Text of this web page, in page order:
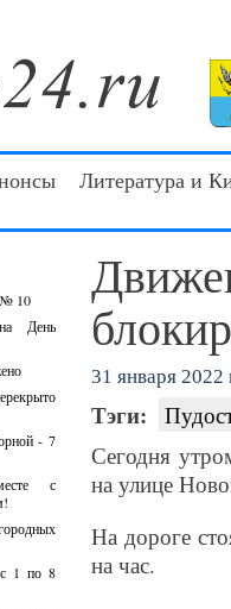
Литература и
№ 10
День
- 7
с
с 1 по 8
31 января 2022
Тэги:
Сегодня
на улице
На дороге
на час.